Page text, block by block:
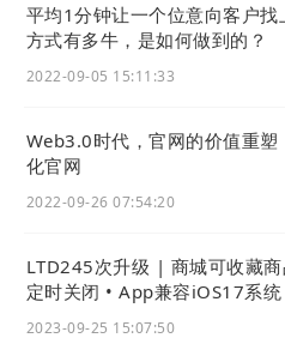
平均1分钟让一个位意向客户找
方式有多牛，是如何做到的？
2022-09-05 15:11:33
Web3.0时代，官网的价值重塑
化官网
2022-09-26 07:54:20
LTD245次升级 | 商城可收藏商
定时关闭 • App兼容iOS17系统
2023-09-25 15:07:50